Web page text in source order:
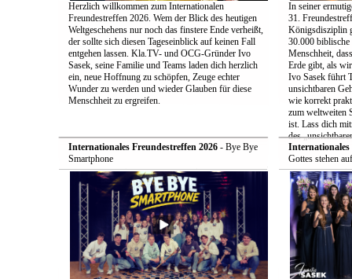
Herzlich willkommen zum Internationalen
Freundestreffen 2026. Wem der Blick des heutigen
Weltgeschehens nur noch das finstere Ende verheißt,
der sollte sich diesen Tageseinblick auf keinen Fall
entgehen lassen. Kla.TV- und OCG-Gründer Ivo
Sasek, seine Familie und Teams laden dich herzlich
ein, neue Hoffnung zu schöpfen, Zeuge echter
Wunder zu werden und wieder Glauben für diese
Menschheit zu ergreifen.
In seiner
31.
Königsdisziplin
30.000 biblische
Menschheit,
Erde gibt, als
Ivo Sasek führt
unsichtbaren
wie korrekt
zum weltweiten
ist. Lass dich
des
Internationales Freundestreffen 2026- Bye Bye
Smartphone
Internationales
Gottes stehen